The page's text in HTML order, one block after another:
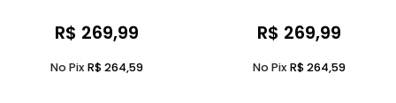
R$ 269,99
No Pix R$264,59
R$ 269,99
No Pix R$264,59